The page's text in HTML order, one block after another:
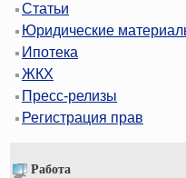
Статьи
Юридические
Ипотека
ЖКХ
Пресс-релизы
Регистрация прав
Работа